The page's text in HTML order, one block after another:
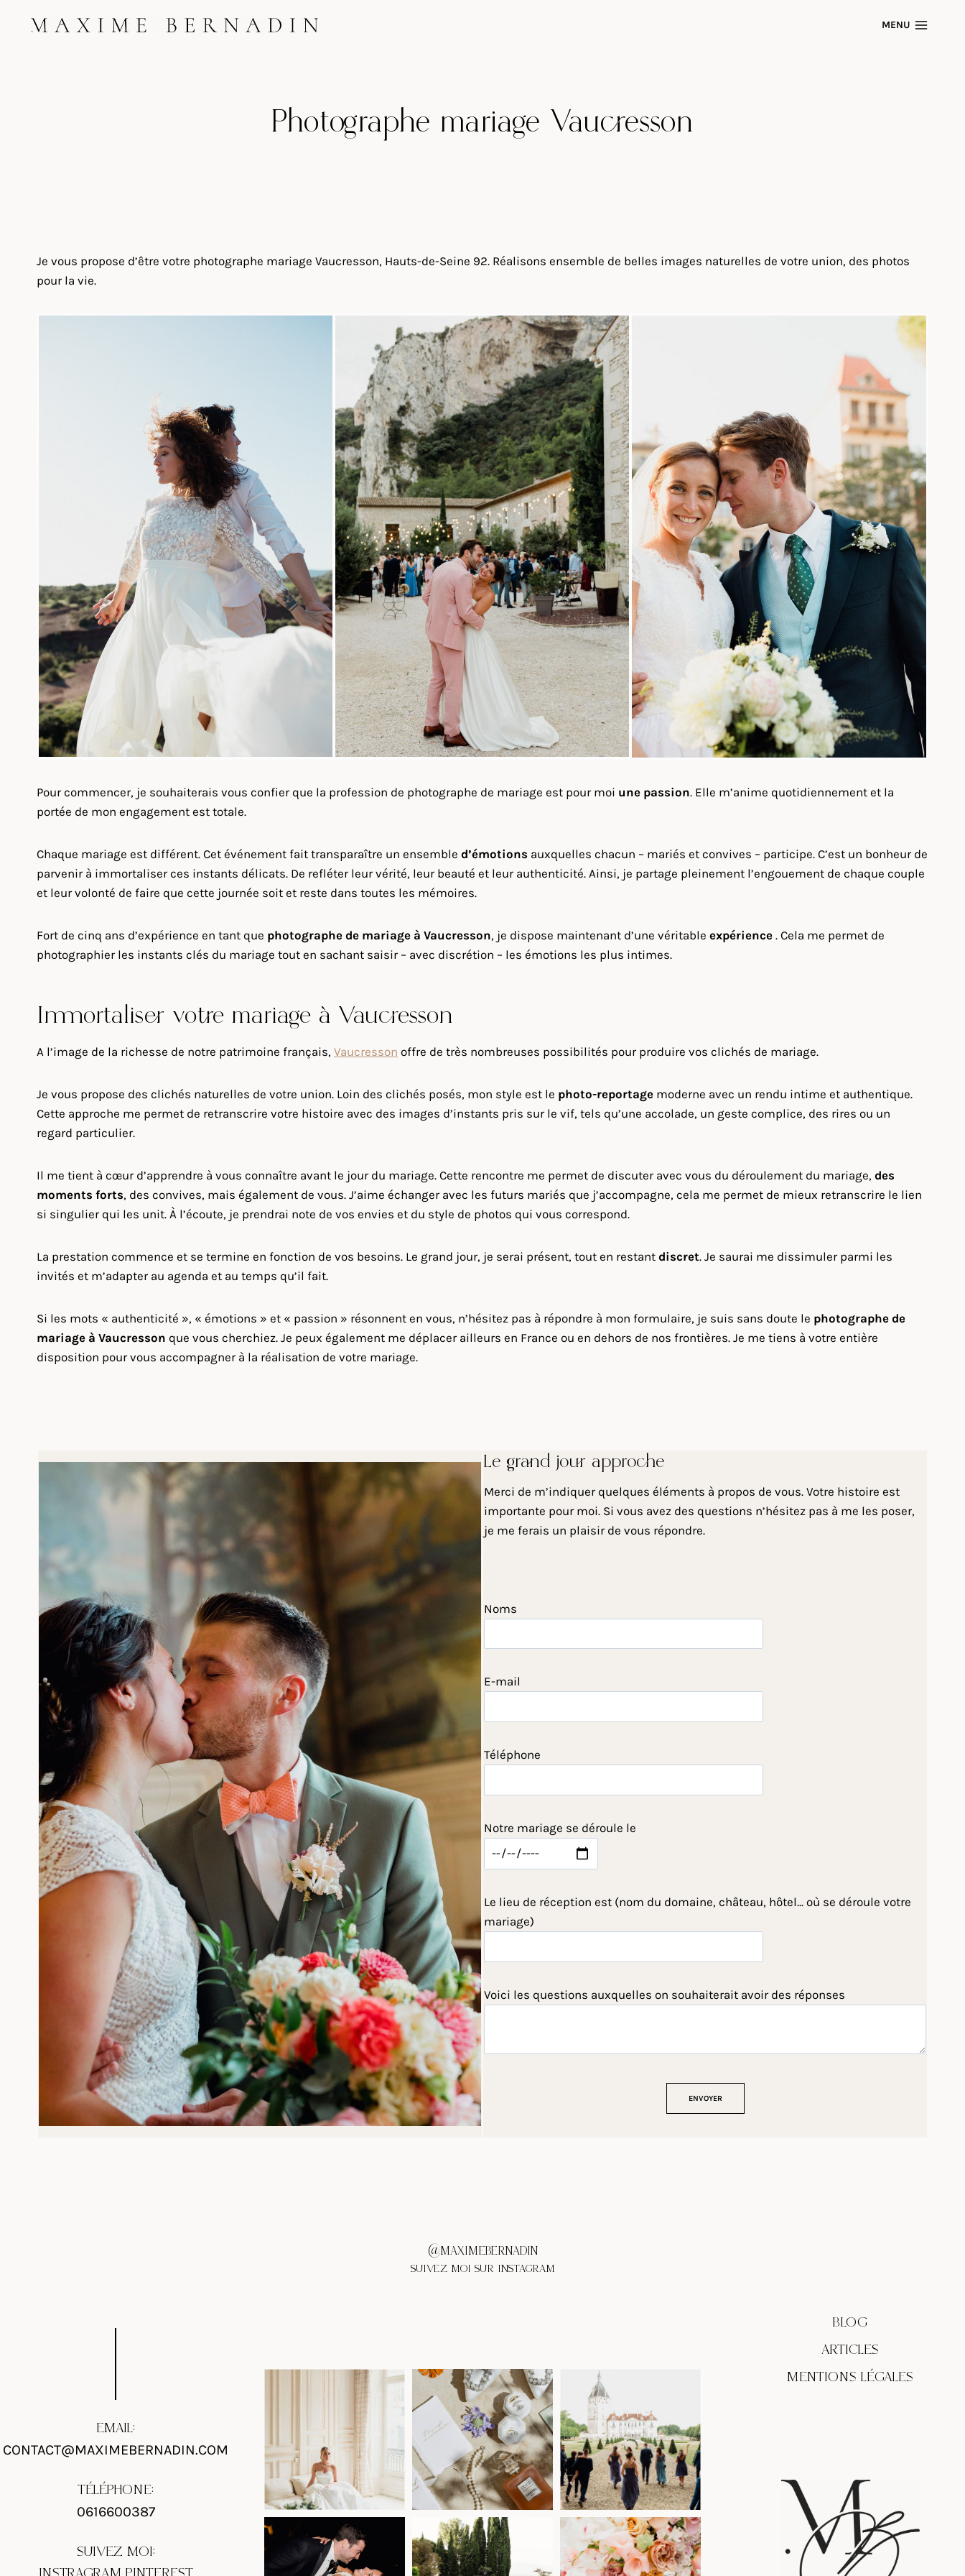
MENU
Photographe mariage Vaucresson
Je vous propose d’être votre photographe mariage Vaucresson, Hauts-de-Seine 92. Réalisons ensemble de belles images naturelles de votre union, des photos
pour la vie.
Pour commencer, je souhaiterais vous confier que la profession de photographe de mariage est pour moi une passion. Elle m’anime quotidiennement et la
portée de mon engagement est totale.
Chaque mariage est différent. Cet événement fait transparaître un ensemble d’émotions auxquelles chacun – mariés et convives – participe. C’est un bonheur de
parvenir à immortaliser ces instants délicats. De refléter leur vérité, leur beauté et leur authenticité. Ainsi, je partage pleinement l’engouement de chaque couple
et leur volonté de faire que cette journée soit et reste dans toutes les mémoires.
Fort de cinq ans d’expérience en tant que photographe de mariage à Vaucresson, je dispose maintenant d’une véritable expérience . Cela me permet de
photographier les instants clés du mariage tout en sachant saisir – avec discrétion – les émotions les plus intimes.
Immortaliser votre mariage à Vaucresson
A l’image de la richesse de notre patrimoine français, Vaucresson offre de très nombreuses possibilités pour produire vos clichés de mariage.
Je vous propose des clichés naturelles de votre union. Loin des clichés posés, mon style est le photo-reportage moderne avec un rendu intime et authentique.
Cette approche me permet de retranscrire votre histoire avec des images d’instants pris sur le vif, tels qu’une accolade, un geste complice, des rires ou un
regard particulier.
Il me tient à cœur d’apprendre à vous connaître avant le jour du mariage. Cette rencontre me permet de discuter avec vous du déroulement du mariage, des
moments forts, des convives, mais également de vous. J’aime échanger avec les futurs mariés que j’accompagne, cela me permet de mieux retranscrire le lien
si singulier qui les unit. À l’écoute, je prendrai note de vos envies et du style de photos qui vous correspond.
La prestation commence et se termine en fonction de vos besoins. Le grand jour, je serai présent, tout en restant discret. Je saurai me dissimuler parmi les
invités et m’adapter au agenda et au temps qu’il fait.
Si les mots « authenticité », « émotions » et « passion » résonnent en vous, n’hésitez pas à répondre à mon formulaire, je suis sans doute le photographe de
mariage à Vaucresson que vous cherchiez. Je peux également me déplacer ailleurs en France ou en dehors de nos frontières. Je me tiens à votre entière
disposition pour vous accompagner à la réalisation de votre mariage.
Le grand jour approche
Merci de m’indiquer quelques éléments à propos de vous. Votre histoire est
importante pour moi. Si vous avez des questions n’hésitez pas à me les poser,
je me ferais un plaisir de vous répondre.
Noms
E-mail
Téléphone
Notre mariage se déroule le
Le lieu de réception est (nom du domaine, château, hôtel... où se déroule votre
mariage)
Voici les questions auxquelles on souhaiterait avoir des réponses
@MAXIMEBERNADIN
SUIVEZ MOI SUR INSTAGRAM
EMAIL:
CONTACT@MAXIMEBERNADIN.COM
TÉLÉPHONE:
0616600387
SUIVEZ MOI:
BLOG
ARTICLES
MENTIONS LÉGALES